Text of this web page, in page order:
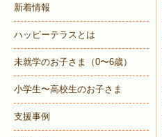
新着情報
ハッピーテラスとは
未就学のお子さま （0〜6歳）
小学生〜高校生のお子さま
支援事例